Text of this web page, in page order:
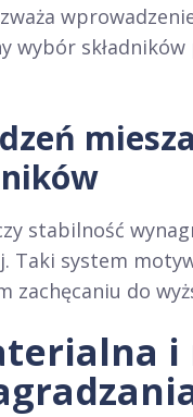
wybór
stabilność
Taki system
zachęcaniu do